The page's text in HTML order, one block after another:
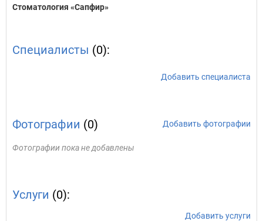
Стоматология «Сапфир»
Специалисты (0):
Добавить специалиста
Фотографии (0) Добавить фотографии
Фотографии пока не добавлены
Услуги (0):
Добавить услуги